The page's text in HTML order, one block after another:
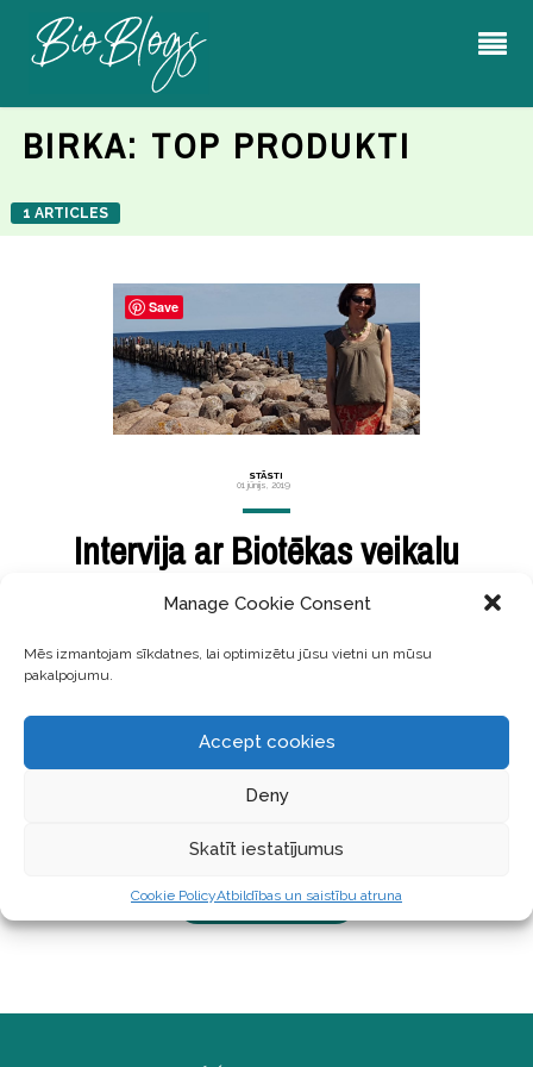
Manage Cookie Consent
Mēs izmantojam sīkdatnes, lai optimizētu jūsu vietni un mūsu
pakalpojumu.
Accept cookies
Deny
Skatīt iestatījumus
Cookie PolicyAtbildības un saistību atruna
BIRKA: TOP PRODUKTI
1 ARTICLES
STĀSTI
01 jūnijs, 2019
Intervija ar Biotēkas veikalu
vadītāju Ivetu Ošmani. Ir jāsāk ar
sevi
Šoreiz intervija ar Biotēkas veikalu vadītāju Ivetu
Ošmani. Uzzini par Ivetas ceļu līdz Biotēkai, viņas
kā dzīvot bioloģiskāk un veselīgāk! Katru no
manām kolēģēm uz Biotēku ir atvedis savs īpašais
stāsts un pārliecība. Iepriekšējās intervijas:
LASĪT TĀLĀK ...
Save